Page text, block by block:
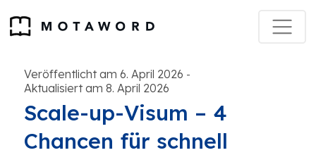
Veröffentlicht am 6. April 2026 -
Aktualisiert am 8. April 2026
Scale-up-Visum – 4
Chancen für schnell